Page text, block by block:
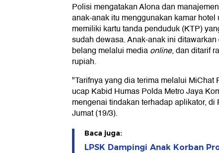
Polisi mengatakan Alona dan
anak-anak itu menggunakan kamar
memiliki kartu tanda penduduk (KTP)
sudah dewasa. Anak-anak ini
belang melalui mediaonline, dan ditarif
rupiah.
"Tarifnya yang dia terima melalui MiChat
ucap Kabid Humas Polda Metro Jaya
mengenai tindakan terhadap aplikator, di
Jumat (19/3).
Baca juga:
LPSK Dampingi Anak Korban